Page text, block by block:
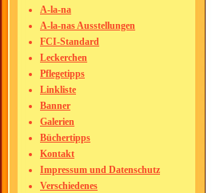
A-la-na
A-la-nas Ausstellungen
FCI-Standard
Leckerchen
Pflegetipps
Linkliste
Banner
Galerien
Büchertipps
Kontakt
Impressum und Datenschutz
Verschiedenes